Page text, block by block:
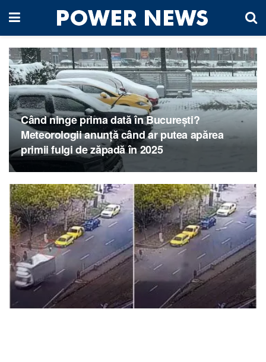
Când ninge prima dată în București?
Meteorologii anunță când ar putea apărea
primii fulgi de zăpadă în 2025